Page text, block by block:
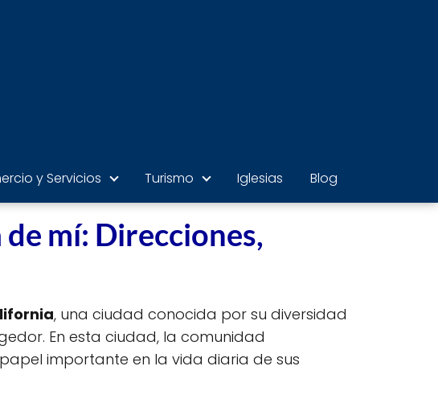
y Servicios Turismo Iglesias Blog
de mí: Direcciones,
, una ciudad conocida por su diversidad
En esta ciudad, la comunidad
importante en la vida diaria de sus